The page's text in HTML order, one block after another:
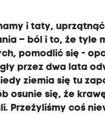
i taty,
– ból i to, że tyle
pomodlić się -
przez dwa lata
ziemia się tu
osunie się, że
Przeżyliśmy coś